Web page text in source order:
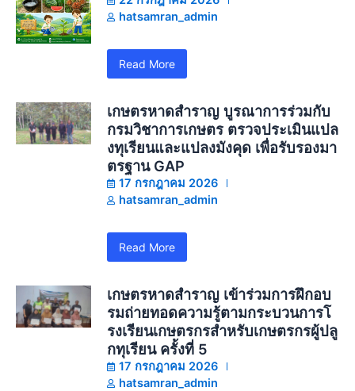
hatsamran_admin
Read More
เกษตรหาดสำราญ บูรณาการร่วมกับ
กรมวิชาการเกษตร ตรวจประเมินแปล
งทุเรียนและแปลงมังคุด เพื่อรับรองมา
ตรฐาน GAP
17 กรกฎาคม 2026
hatsamran_admin
Read More
เกษตรหาดสำราญ เข้าร่วมการฝึกอบ
รมถ่ายทอดความรู้ตามกระบวนการโ
รงเรียนเกษตรกรสำหรับเกษตรกรผู้ปลู
กทุเรียน ครั้งที่ 5
17 กรกฎาคม 2026
hatsamran_admin